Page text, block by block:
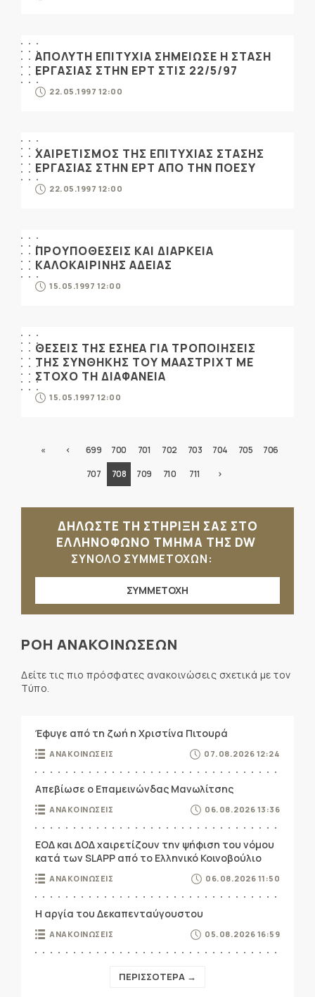
ΑΠΟΛΥΤΗ ΕΠΙΤΥΧΙΑ ΣΗΜΕΙΩΣΕ Η ΣΤΑΣΗ
ΕΡΓΑΣΙΑΣ ΣΤΗΝ ΕΡΤ ΣΤΙΣ 22/5/97
22.05.1997 12:00
ΧΑΙΡΕΤΙΣΜΟΣ ΤΗΣ ΕΠΙΤΥΧΙΑΣ ΣΤΑΣΗΣ
ΕΡΓΑΣΙΑΣ ΣΤΗΝ ΕΡΤ ΑΠΟ ΤΗΝ ΠΟΕΣΥ
22.05.1997 12:00
ΠΡΟΥΠΟΘΕΣΕΙΣ ΚΑΙ ΔΙΑΡΚΕΙΑ
ΚΑΛΟΚΑΙΡΙΝΗΣ ΑΔΕΙΑΣ
15.05.1997 12:00
ΘΕΣΕΙΣ ΤΗΣ ΕΣΗΕΑ ΓΙΑ ΤΡΟΠΟΙΗΣΕΙΣ
ΤΗΣ ΣΥΝΘΗΚΗΣ ΤΟΥ ΜΑΑΣΤΡΙΧΤ ΜΕ
ΣΤΟΧΟ ΤΗ ΔΙΑΦΑΝΕΙΑ
15.05.1997 12:00
« ‹ 699 700 701 702 703 704 705
706
707
708 709 710 711 ›
ΔΗΛΩΣΤΕ ΤΗ ΣΤΗΡΙΞΗ ΣΑΣ ΣΤΟ
ΕΛΛΗΝΟΦΩΝΟ ΤΜΗΜΑ ΤΗΣ DW
ΣΥΝΟΛΟ ΣΥΜΜΕΤΟΧΩΝ:
ΣΥΜΜΕΤΟΧΗ
ΡΟΗ ΑΝΑΚΟΙΝΩΣΕΩΝ
Δείτε τις πιο πρόσφατες ανακοινώσεις σχετικά με τον
Τύπο.
Έφυγε από τη ζωή η Χριστίνα Πιτουρά
ΑΝΑΚΟΙΝΩΣΕΙΣ 07.08.2026 12:24
Απεβίωσε ο Επαμεινώνδας Μανωλίτσης
ΑΝΑΚΟΙΝΩΣΕΙΣ 06.08.2026 13:36
ΕΟΔ και ΔΟΔ χαιρετίζουν την ψήφιση του νόμου
κατά των SLAPP από το Ελληνικό Κοινοβούλιο
ΑΝΑΚΟΙΝΩΣΕΙΣ 06.08.2026 11:50
Η αργία του Δεκαπενταύγουστου
ΑΝΑΚΟΙΝΩΣΕΙΣ 05.08.2026 16:59
ΠΕΡΙΣΣΟΤΕΡΑ →